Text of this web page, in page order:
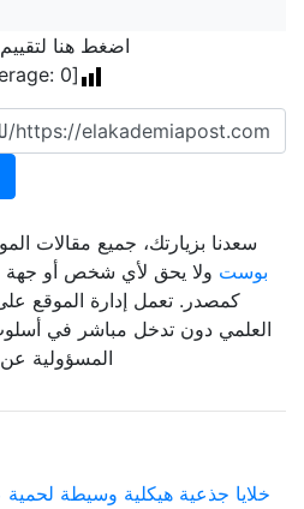
اضغط هنا لتقييم
[Average:
0
سعدنا بزيارتك، جميع مقالات
بوست ولا يحق لأي شخص أو جهة
كمصدر. تعمل إدارة الموقع
العلمي دون تدخل مباشر في
المسؤولية
خلايا جذعية هيكلية وسيطة لحمية